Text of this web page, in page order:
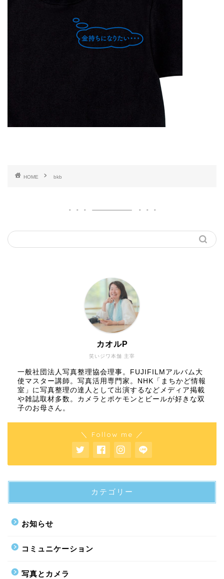
HOME bkb
笑いジワ本舗 主宰
カオルP
一般社団法人写真整理協会理事。FUJIFILMアルバム大
使マスター講師。写真活用専門家。NHK「まちかど情報
室」に写真整理の達人として出演するなどメディア掲載
や雑誌取材多数。カメラとポケモンとビールが好きな双
子のお母さん。
＼ Follow me ／
カテゴリー
お知らせ
コミュニケーション
写真とカメラ